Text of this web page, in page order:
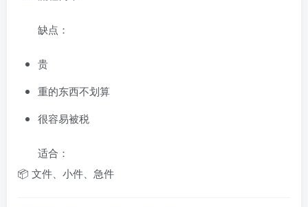
缺点：
贵
重的东西不划算
很容易被税
适合：
📦 文件、小件、急件